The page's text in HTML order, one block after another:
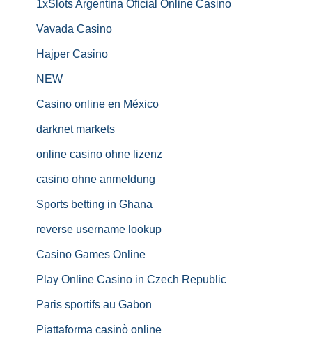
1xSlots Argentina Oficial Online Casino
Vavada Casino
Hajper Casino
NEW
Casino online en México
darknet markets
online casino ohne lizenz
casino ohne anmeldung
Sports betting in Ghana
reverse username lookup
Casino Games Online
Play Online Casino in Czech Republic
Paris sportifs au Gabon
Piattaforma casinò online